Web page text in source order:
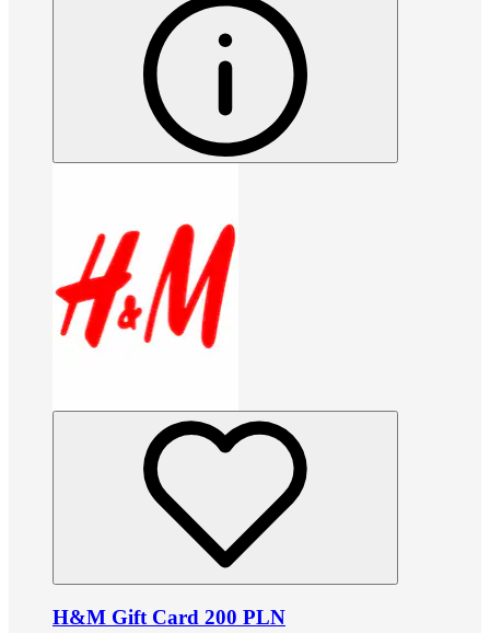
H&M Gift Card 200 PLN